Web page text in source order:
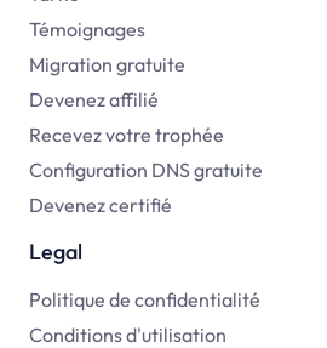
Témoignages
Migration gratuite
Devenez affilié
Recevez votre trophée
Configuration DNS gratuite
Devenez certifié
Legal
Politique de confidentialité
Conditions d'utilisation